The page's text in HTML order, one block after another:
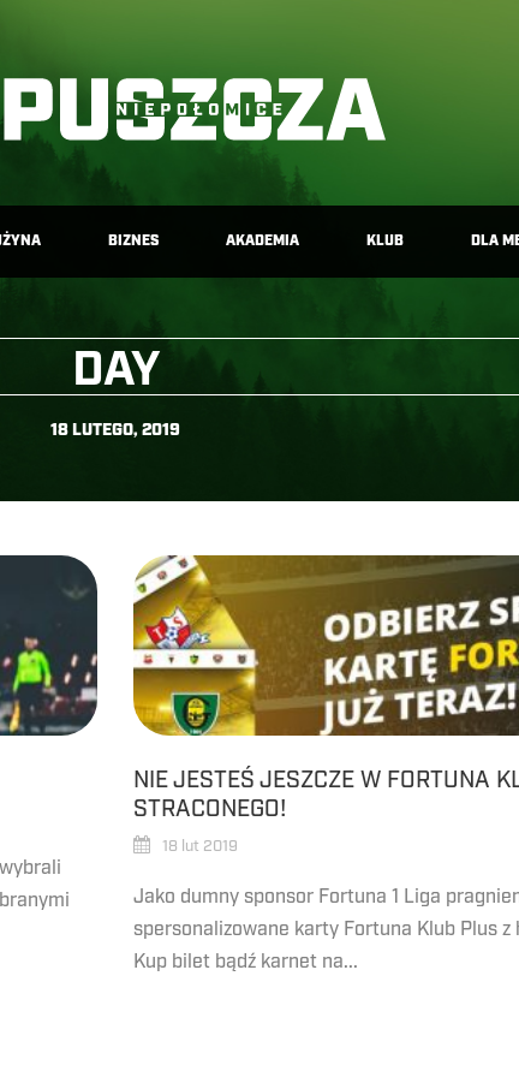
BIZNES AKADEMIA KLUB DLA
DAY
18 LUTEGO, 2019
NIE JESTEŚ JESZCZE W FORTUNA
STRACONEGO!
18 lut 2019
Jako dumny sponsor Fortuna 1 Liga
spersonalizowane karty Fortuna Klub Plus z
Kup bilet bądź karnet na...